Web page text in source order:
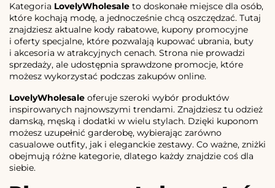
Kategoria LovelyWholesale to doskonałe miejsce dla osób,
które kochają modę, a jednocześnie chcą oszczędzać. Tutaj
znajdziesz aktualne kody rabatowe, kupony promocyjne
i oferty specjalne, które pozwalają kupować ubrania, buty
i akcesoria w atrakcyjnych cenach. Strona nie prowadzi
sprzedaży, ale udostępnia sprawdzone promocje, które
możesz wykorzystać podczas zakupów online.
LovelyWholesale oferuje szeroki wybór produktów
inspirowanych najnowszymi trendami. Znajdziesz tu odzież
damską, męską i dodatki w wielu stylach. Dzięki kuponom
możesz uzupełnić garderobę, wybierając zarówno
casualowe outfity, jak i eleganckie zestawy. Co ważne, zniżki
obejmują różne kategorie, dlatego każdy znajdzie coś dla
siebie.